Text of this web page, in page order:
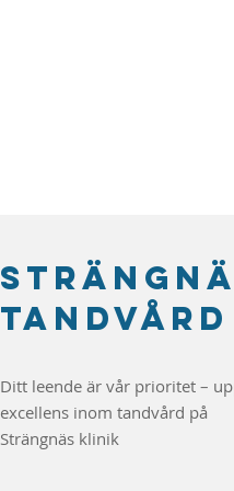
tandvård
Ditt leende är vår prioritet –
excellens inom tandvård på
Strängnäs klinik